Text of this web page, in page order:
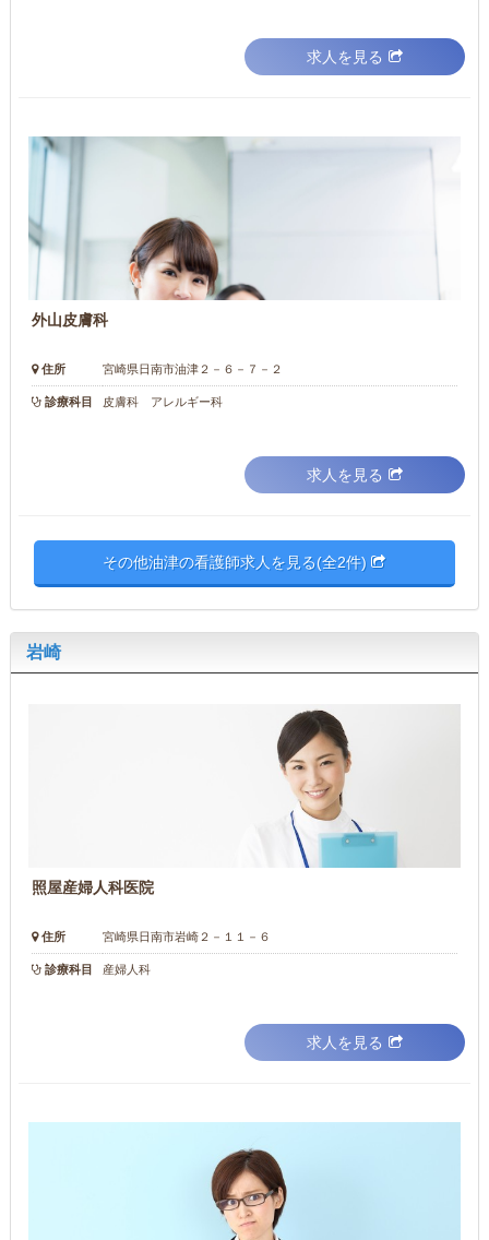
求人を見る
外山皮膚科
住所 宮崎県日南市油津２－６－７－２
診療科目 皮膚科 アレルギー科
求人を見る
その他油津の看護師求人を見る(全2件)
岩崎
照屋産婦人科医院
住所 宮崎県日南市岩崎２－１１－６
診療科目 産婦人科
求人を見る